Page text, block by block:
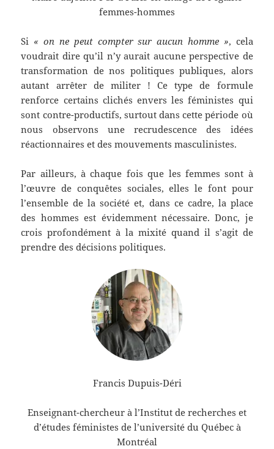
femmes-hommes
Si « on ne peut compter sur aucun homme », cela
voudrait dire qu’il n’y aurait aucune perspective de
transformation de nos politiques publiques, alors
autant arrêter de militer ! Ce type de formule
renforce certains clichés envers les féministes qui
sont contre-productifs, surtout dans cette période où
nous observons une recrudescence des idées
réactionnaires et des mouvements masculinistes.
Par ailleurs, à chaque fois que les femmes sont à
l’œuvre de conquêtes sociales, elles le font pour
l’ensemble de la société et, dans ce cadre, la place
des hommes est évidemment nécessaire. Donc, je
crois profondément à la mixité quand il s’agit de
prendre des décisions politiques.
Francis Dupuis-Déri
Enseignant-chercheur à l’Institut de recherches et
d’études féministes de l’université du Québec à
Montréal